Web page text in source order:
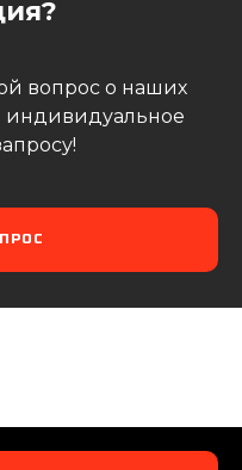
вопрос о наших
индивидуальное